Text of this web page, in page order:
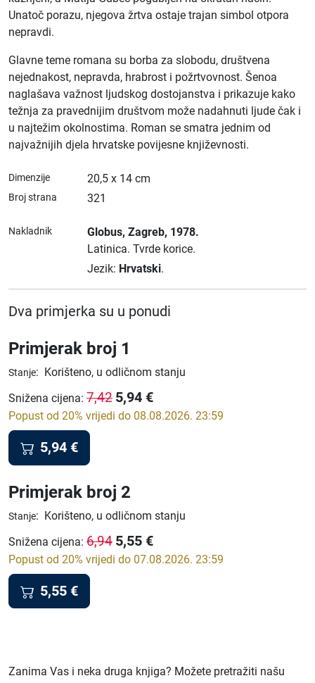
Unatoč porazu, njegova žrtva ostaje trajan simbol otpora
nepravdi.
Glavne teme romana su borba za slobodu, društvena
nejednakost, nepravda, hrabrost i požrtvovnost. Šenoa
naglašava važnost ljudskog dostojanstva i prikazuje kako
težnja za pravednijim društvom može nadahnuti ljude čak i
u najtežim okolnostima. Roman se smatra jednim od
najvažnijih djela hrvatske povijesne književnosti.
Dimenzije 20,5 x 14 cm
Broj strana 321
Nakladnik Globus, Zagreb, 1978.
Latinica. Tvrde korice.
Jezik: Hrvatski.
Dva primjerka su u ponudi
Primjerak broj 1
Stanje: Korišteno, u odličnom stanju
Snižena cijena: 7,42 5,94 €
Popust od 20% vrijedi do 08.08.2026. 23:59
5,94 €
Primjerak broj 2
Stanje: Korišteno, u odličnom stanju
Snižena cijena: 6,94 5,55 €
Popust od 20% vrijedi do 07.08.2026. 23:59
5,55 €
Zanima Vas i neka druga knjiga? Možete pretražiti našu